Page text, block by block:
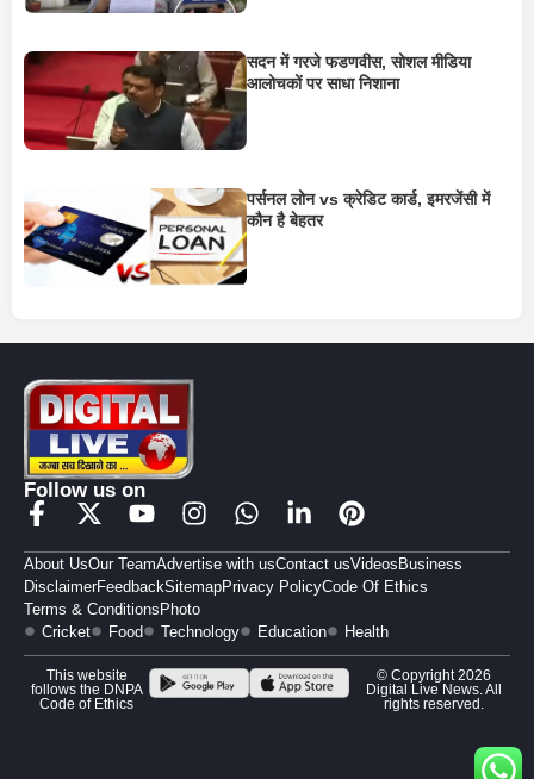
सदन में गरजे फडणवीस, सोशल मीडिया
आलोचकों पर साधा निशाना
पर्सनल लोन vs क्रेडिट कार्ड, इमरजेंसी में
कौन है बेहतर
Follow us on
About UsOur TeamAdvertise with usContact usVideosBusiness
DisclaimerFeedbackSitemapPrivacy PolicyCode Of Ethics
Terms & ConditionsPhoto
Cricket
Food Technology Education Health
This website
follows the DNPA
Code of Ethics
© Copyright 2026
Digital Live News. All
rights reserved.